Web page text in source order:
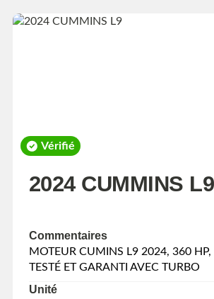
Vérifié
2024 CUMMINS L9
Commentaires
MOTEUR CUMINS L9 2024, 360
TESTÉ ET GARANTI AVEC TURBO
Unité